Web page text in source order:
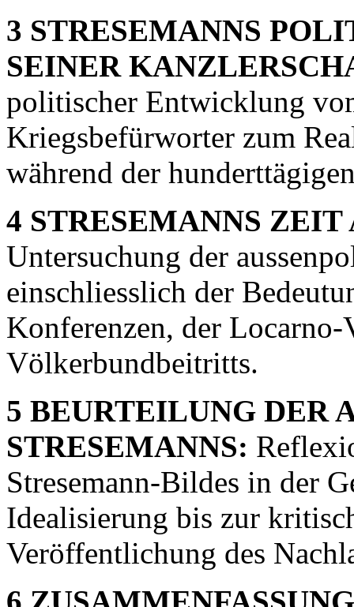
3 STRESEMANNS
SEINER
politischer Entwicklung
Kriegsbefürworter zum
während der
4 STRESEMANNS
Untersuchung der
einschliesslich der
Konferenzen, der Locarno-
Völkerbundbeitritts.
5 BEURTEILUNG DER
STRESEMANNS:
Stresemann-Bildes in der
Idealisierung bis zur
Veröffentlichung des